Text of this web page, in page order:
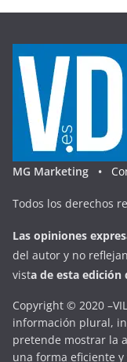
MG Marketing •
Todos los derechos
Las opiniones
del autor y no
vista de esta edición
Copyright © 2020
información plural,
pretende mostrar la
una forma eficiente